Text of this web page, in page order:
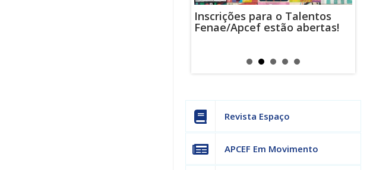
Inscrições para o Talentos
Fenae/Apcef estão abertas!
Revista Espaço
APCEF Em Movimento